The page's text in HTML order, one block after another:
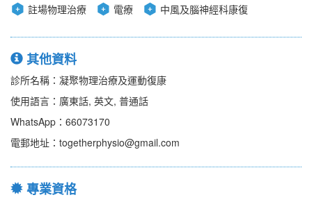
註場物理治療
電療 中風及腦神經科康復
其他資料
診所名稱：凝聚物理治療及運動復康
使用語言：廣東話, 英文, 普通話
WhatsApp：66073170
電郵地址：togetherphysio@gmail.com
專業資格